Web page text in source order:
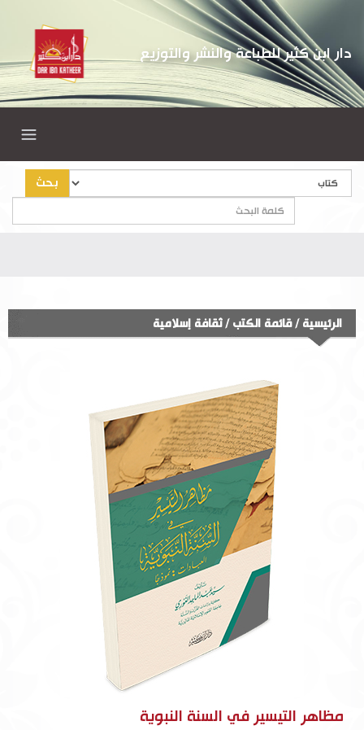
دار ابن كثير للطباعة والنشر والتوزيع
بحث
الرئيسية /قائمة الكتب/ثقافة إسلامية
مظاهر التيسير في السنة النبوية